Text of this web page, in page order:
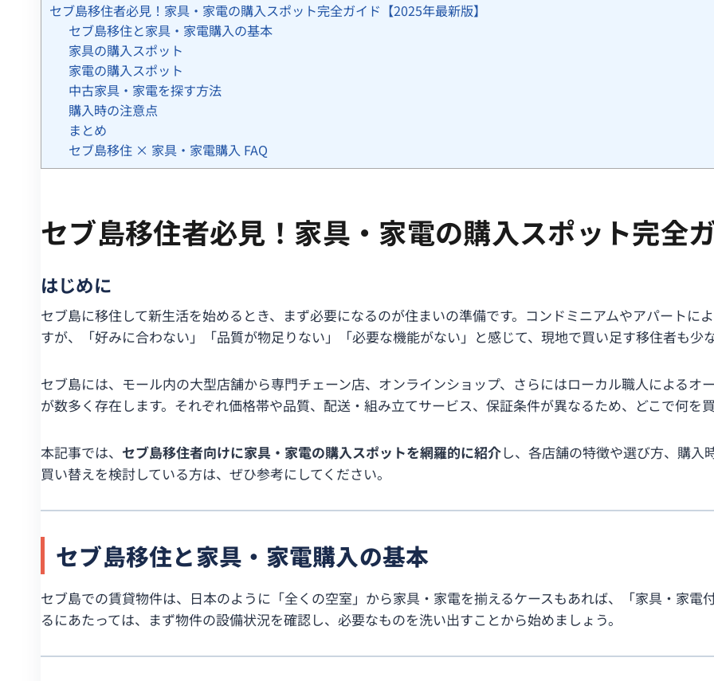
セブ島移住者必見！家具・家電の購入スポット完全ガイド【2025年最新版】
セブ島移住と家具・家電購入の基本
家具の購入スポット
家電の購入スポット
中古家具・家電を探す方法
購入時の注意点
まとめ
セブ島移住 × 家具・家電購入 FAQ
セブ島移住者必見！家具・家電の購入スポット完全
はじめに
セブ島に移住して新生活を始めるとき、まず必要になるのが住まいの準備です。コンドミニアムやアパートに
すが、「好みに合わない」「品質が物足りない」「必要な機能がない」と感じて、現地で買い足す移住者も少
セブ島には、モール内の大型店舗から専門チェーン店、オンラインショップ、さらにはローカル職人によるオ
が数多く存在します。それぞれ価格帯や品質、配送・組み立てサービス、保証条件が異なるため、どこで何を
本記事では、 セブ島移住者向けに家具・家電の購入スポットを網羅的に紹介し、各店舗の特徴や選び方、購入
買い替えを検討している方は、ぜひ参考にしてください。
セブ島移住と家具・家電購入の基本
セブ島での賃貸物件は、日本のように「全くの空室」から家具・家電を揃えるケースもあれば、「家具・家電
るにあたっては、まず物件の設備状況を確認し、必要なものを洗い出すことから始めましょう。